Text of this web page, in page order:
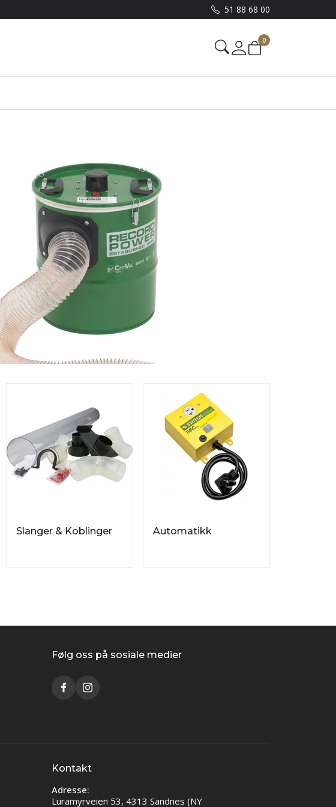
51 88 68 00
Mine sider
0
Slanger & Koblinger Automatikk
Følg oss på sosiale medier
Kontakt
Adresse:
Luramyrveien 53, 4313 Sandnes (NY